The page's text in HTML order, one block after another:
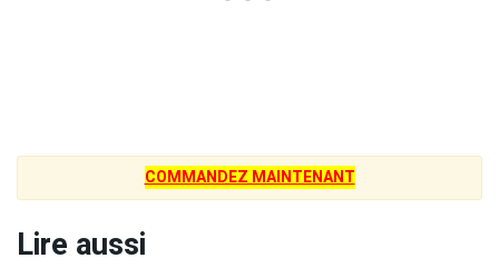
COMMANDEZ MAINTENANT
Lire aussi